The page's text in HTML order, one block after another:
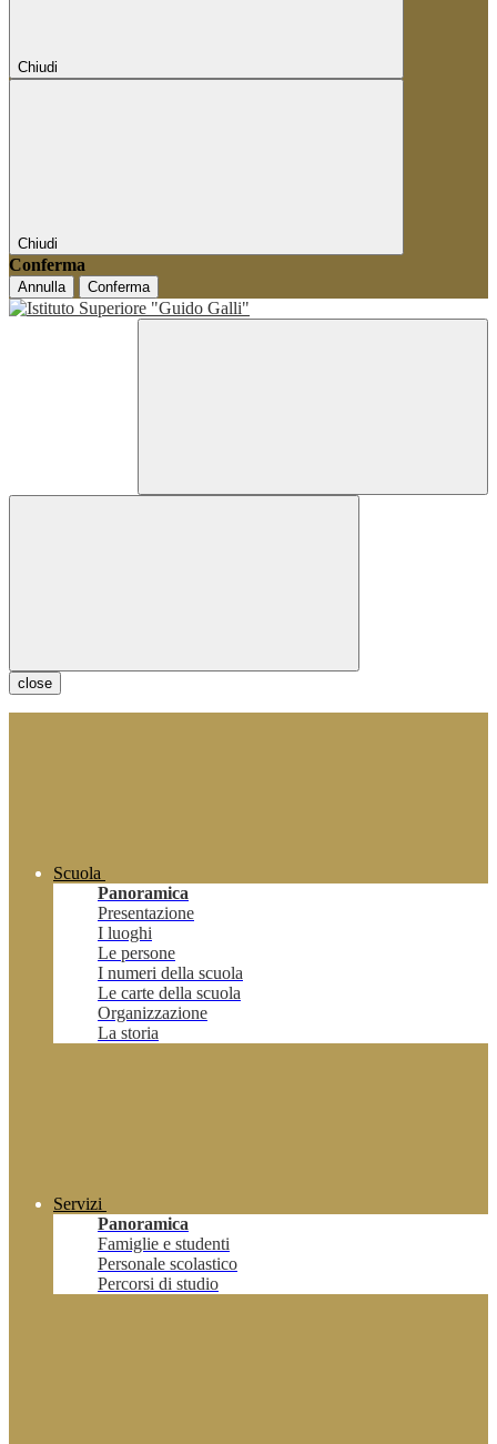
Chiudi
Chiudi
Conferma
Annulla Conferma
close
Scuola
Panoramica
Presentazione
I luoghi
Le persone
I numeri della scuola
Le carte della scuola
Organizzazione
La storia
Servizi
Panoramica
Famiglie e studenti
Personale scolastico
Percorsi di studio